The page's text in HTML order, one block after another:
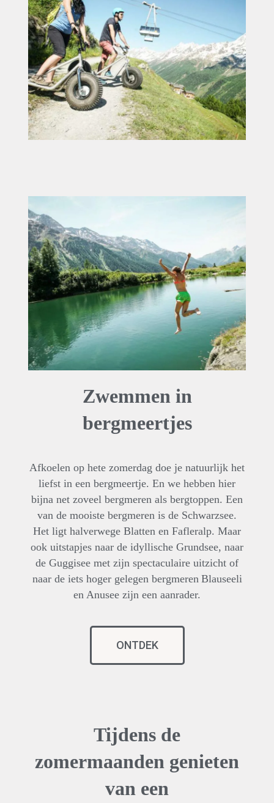
Zwemmen in
bergmeertjes
Afkoelen op hete zomerdag doe je natuurlijk het
liefst in een bergmeertje. En we hebben hier
bijna net zoveel bergmeren als bergtoppen. Een
van de mooiste bergmeren is de Schwarzsee.
Het ligt halverwege Blatten en Fafleralp. Maar
ook uitstapjes naar de idyllische Grundsee, naar
de Guggisee met zijn spectaculaire uitzicht of
naar de iets hoger gelegen bergmeren Blauseeli
en Anusee zijn een aanrader.
ONTDEK
Tijdens de
zomermaanden genieten
van een